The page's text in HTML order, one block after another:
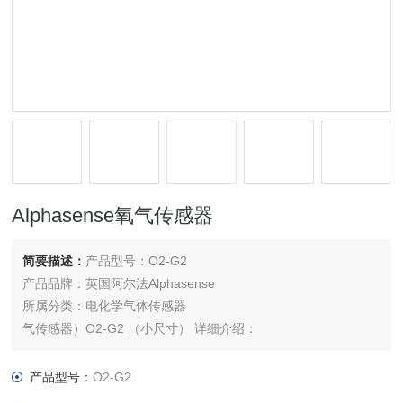
Alphasense氧气传感器
简要描述： 产品型号：O2-G2
产品品牌：英国阿尔法Alphasense
所属分类：电化学气体传感器
气传感器）O2-G2 （小尺寸） 详细介绍：
英国Alphasense公司是专业生产气体传感器的厂家，其氧气传感
产品型号：O2-G2